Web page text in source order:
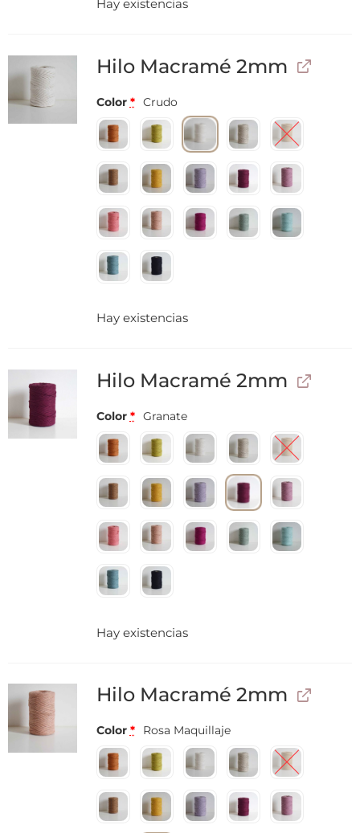
Hay existencias
Hilo Macramé 2mm
Color * Crudo
Hay existencias
Hilo Macramé 2mm
Color * Granate
Hay existencias
Hilo Macramé 2mm
Color * Rosa Maquillaje